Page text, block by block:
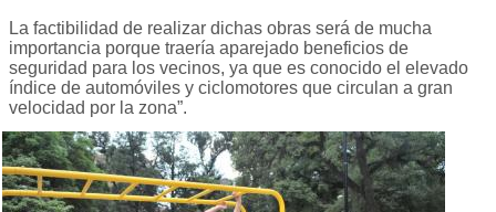
La factibilidad de realizar dichas obras será de mucha
importancia porque traería aparejado beneficios de
seguridad para los vecinos, ya que es conocido el elevado
índice de automóviles y ciclomotores que circulan a gran
velocidad por la zona”.